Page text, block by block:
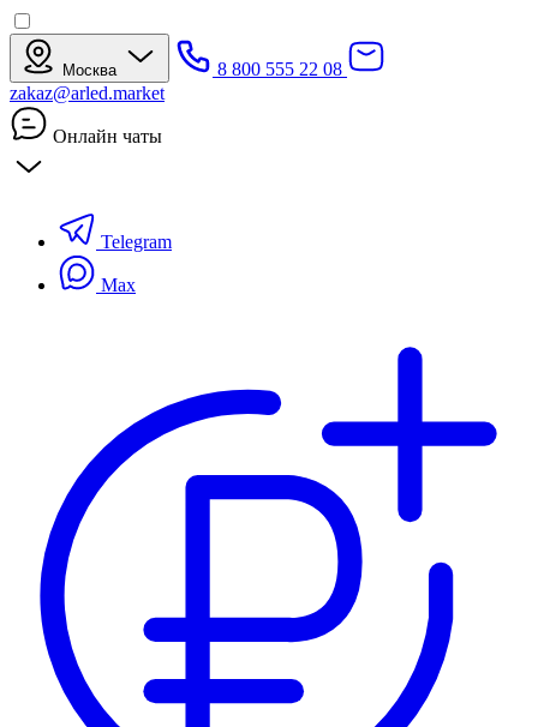
Москва
8 800 555 22 08
zakaz@arled.market
Онлайн чаты
Telegram
Max